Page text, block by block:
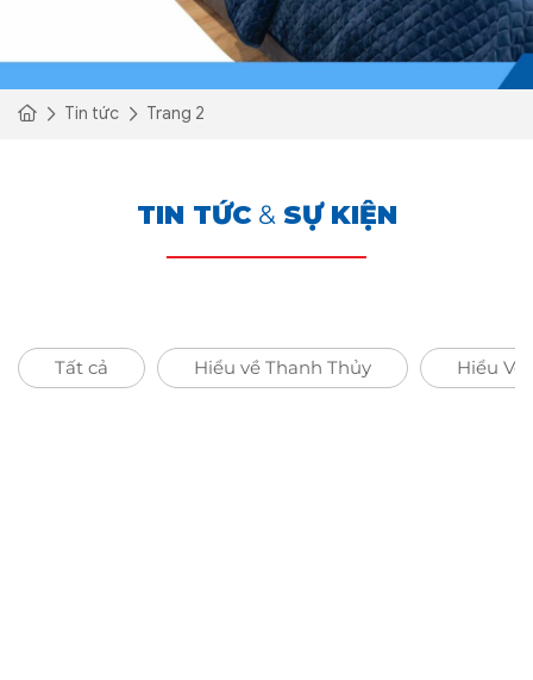
Tin tức Trang 2
TIN TỨC& SỰ KIỆN
Tất cả Hiểu về Thanh Thủy Hiểu Về